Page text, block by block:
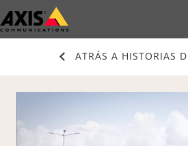
Saltar
al
ATRÁS A HISTORIAS